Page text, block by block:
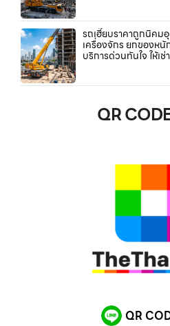
รถเฮี๊ยบราคาถูกนิคม
เครื่องจักร ยกของหนั
บริการด่วนทันใจ ให้เช่
QR
QR